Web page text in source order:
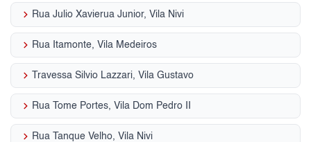
keyboard_arrow_right Rua Julio Xavierua Junior, Vila Nivi
keyboard_arrow_right Rua Itamonte, Vila Medeiros
keyboard_arrow_right Travessa Silvio Lazzari, Vila Gustavo
keyboard_arrow_right Rua Tome Portes, Vila Dom Pedro II
keyboard_arrow_right Rua Tanque Velho, Vila Nivi